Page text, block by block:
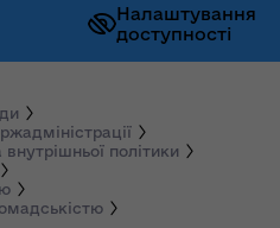
Налаштування
доступності
політики